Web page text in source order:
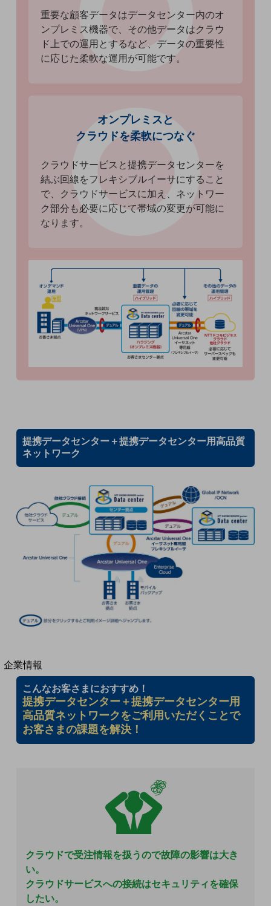
旬な話題やお役立ち資料などDXの課題を
解決するヒントをお届けする記事サイト
お役立ち資料ダウンロード
課題やニーズに合ったサービスをご紹介し、
中堅中小企業のビジネスをサポート！
お悩みから見つけるTOP
ネットワーク
モバイル・音声
バックオフィス
その他のお悩みはこちら
業界から見つける
業界から見つけるTOP
小売・卸売業
地域産業
その他の業界はこちら
ゲーム感覚で見つける
NTTドコモビジネス
オンラインショップ
モバイル・ICTサービスをオンラインで
相談・申し込みができるバーチャルショップ
法人向けモバイルトップ
はじめての方へ
新規会員登録/ログインはこちら
100回線以上のお問い合わせ・お見積りはこちら
別ウィンドウで開きます
企業情報
企業情報TOP
会社案内
会社案内TOP
ニュースルーム
ニュースルームTOP
ニュースリリース
重要な顧客データはデータセンター内のオ
ンプレミス機器で、その他データはクラウ
ド上での運用とするなど、データの重要性
に応じた柔軟な運用が可能です。
オンプレミスと
クラウドを柔軟につなぐ
クラウドサービスと提携データセンターを
結ぶ回線をフレキシブルイーサにすること
で、クラウドサービスに加え、ネットワー
ク部分も必要に応じて帯域の変更が可能に
なります。
提携データセンター＋提携データセンター用高品質
ネットワーク
こんなお客さまにおすすめ！
提携データセンター＋提携データセンター用
高品質ネットワークをご利用いただくことで
お客さまの課題を解決！
クラウドで受注情報を扱うので故障の影響は大き
い。
クラウドサービスへの接続はセキュリティを確保
したい。